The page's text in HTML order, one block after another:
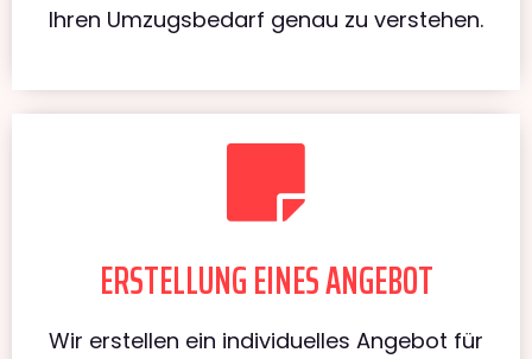
Ihren Umzugsbedarf genau zu verstehen.
ERSTELLUNG EINES ANGEBOT
Wir erstellen ein individuelles Angebot für